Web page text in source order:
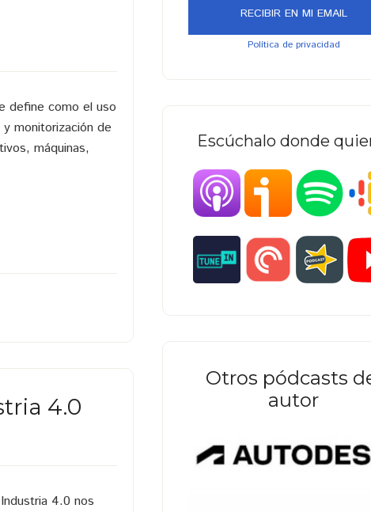
define como el uso
monitorización de
máquinas,
4.0
4.0 nos
Política de privacidad
Escúchalo donde
Otros pódcasts
autor